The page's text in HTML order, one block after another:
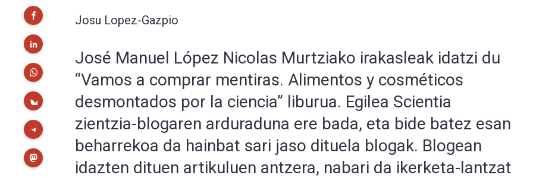
Josu Lopez-Gazpio
José Manuel López Nicolas Murtziako irakasleak idatzi du
“Vamos a comprar mentiras. Alimentos y cosméticos
desmontados por la ciencia” liburua. Egilea Scientia
zientzia-blogaren arduraduna ere bada, eta bide batez esan
beharrekoa da hainbat sari jaso dituela blogak. Blogean
idazten dituen artikuluen antzera, nabari da ikerketa-lantzat